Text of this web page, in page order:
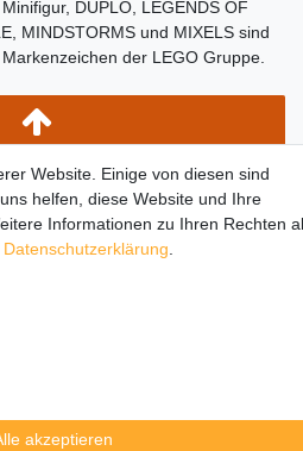
DUPLO, LEGENDS OF
MINDSTORMS und MIXELS sind
der LEGO Gruppe.
Website. Einige von diesen sind
helfen, diese Website und Ihre
Informationen zu Ihren Rechten
Daten­schutz­erklärung
akzeptieren